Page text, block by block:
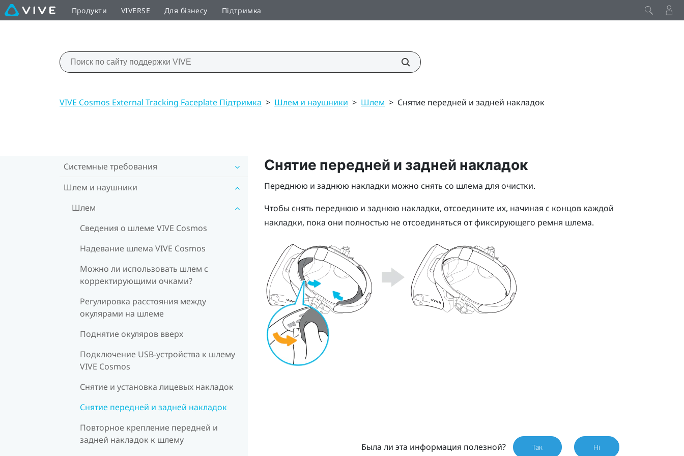
Продукти VIVERSE Для бізнесу Підтримка
VIVE Cosmos External Tracking Faceplate Підтримка > Шлем и наушники > Шлем > Снятие передней и задней накладок
Системные требования
Шлем и наушники
Шлем
Сведения о шлеме VIVE Cosmos
Надевание шлема VIVE Cosmos
Можно ли использовать шлем с
корректирующими очками?
Регулировка расстояния между
окулярами на шлеме
Поднятие окуляров вверх
Подключение USB-устройства к шлему
VIVE Cosmos
Снятие и установка лицевых накладок
Снятие передней и задней накладок
Повторное крепление передней и
задней накладок к шлему
Снятие передней и задней накладок
Переднюю и заднюю накладки можно снять со шлема для очистки.
Чтобы снять переднюю и заднюю накладки, отсоедините их, начиная с концов каждой
накладки, пока они полностью не отсоединяться от фиксирующего ремня шлема.
Была ли эта информация полезной? Так Ні